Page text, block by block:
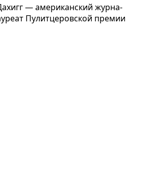
— аме­ри­кан­ский жур­на­
Пулит­це­ров­ской пре­мии